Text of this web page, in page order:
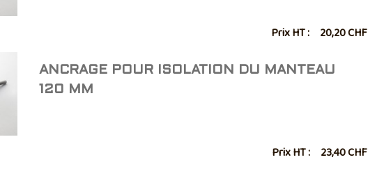
Prix HT : 20,20 CHF
ANCRAGE POUR ISOLATION DU MANTEAU
120 MM
Prix HT : 23,40 CHF